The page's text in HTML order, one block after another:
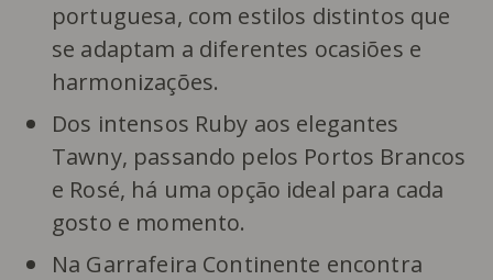
portuguesa, com estilos distintos que
se adaptam a diferentes ocasiões e
harmonizações.
Dos intensos Ruby aos elegantes
Tawny, passando pelos Portos Brancos
e Rosé, há uma opção ideal para cada
gosto e momento.
Na Garrafeira Continente encontra